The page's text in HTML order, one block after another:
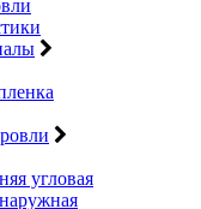
угловая